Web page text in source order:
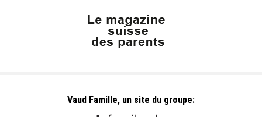
Vaud Famille, un site du groupe: